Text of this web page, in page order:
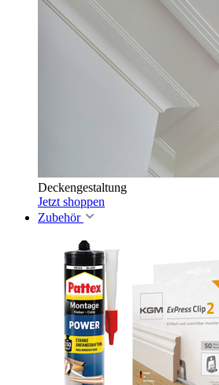
Deckengestaltung
Jetzt shoppen
Zubehör